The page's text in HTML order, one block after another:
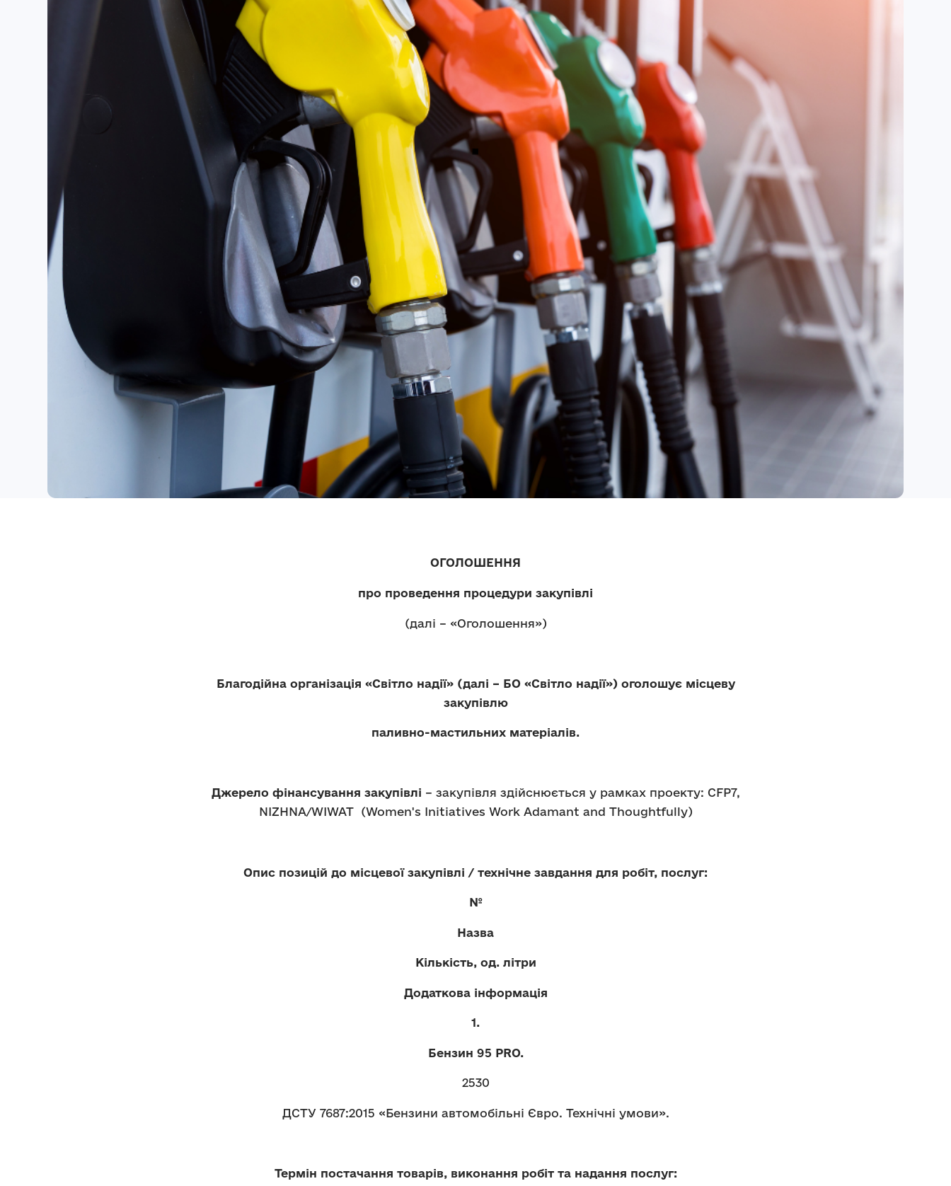
ОГОЛОШЕННЯ
про проведення процедури закупівлі
(далі – «Оголошення»)
Благодійна організація «Світло надії» (далі – БО «Світло надії») оголошує місцеву
закупівлю
паливно-мастильних матеріалів.
Джерело фінансування закупівлі – закупівля здійснюється у рамках проекту: CFP7,
NIZHNA/WIWAT (Women's Initiatives Work Adamant and Thoughtfully)
Опис позицій до місцевої закупівлі / технічне завдання для робіт, послуг:
№
Назва
Кількість, од. літри
Додаткова інформація
1.
Бензин 95 PRO.
2530
ДСТУ 7687:2015 «Бензини автомобільні Євро. Технічні умови».
Термін постачання товарів, виконання робіт та надання послуг: